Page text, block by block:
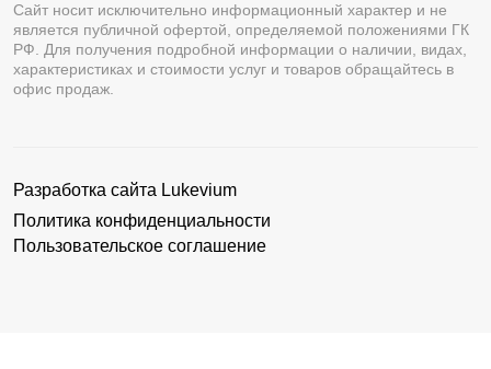
Сайт носит исключительно информационный характер и не
является публичной офертой, определяемой положениями ГК
РФ. Для получения подробной информации о наличии, видах,
характеристиках и стоимости услуг и товаров обращайтесь в
офис продаж.
Разработка сайта Lukevium
Политика конфиденциальности
Пользовательское соглашение